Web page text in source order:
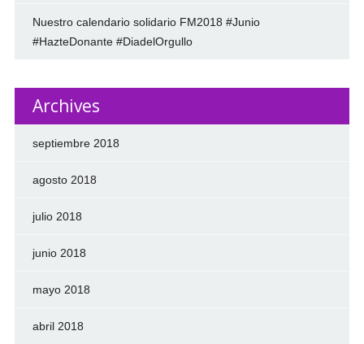
Nuestro calendario solidario FM2018 #Junio
#HazteDonante #DiadelOrgullo
Archives
septiembre 2018
agosto 2018
julio 2018
junio 2018
mayo 2018
abril 2018